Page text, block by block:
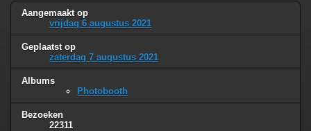
Aangemaakt op
vrijdag 6 augustus 2021
Geplaatst op
zaterdag 7 augustus 2021
Albums
Photobooth
Bezoeken
22311